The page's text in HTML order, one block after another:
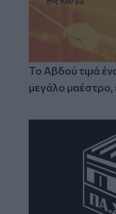
Το Αβδού τιμά
μεγάλο